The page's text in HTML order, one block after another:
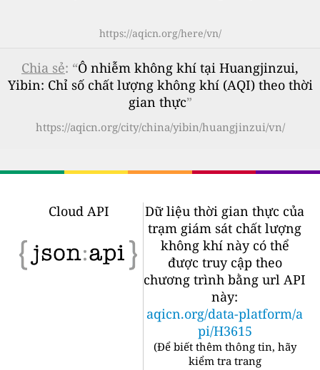
https://aqicn.org/here/vn/
Chia sẻ: “Ô nhiễm không khí tại Huangjinzui,
Yibin: Chỉ số chất lượng không khí (AQI) theo thời
gian thực”
https://aqicn.org/city/china/yibin/huangjinzui/vn/
Cloud API
Dữ liệu thời gian thực của
trạm giám sát chất lượng
không khí này có thể
được truy cập theo
chương trình bằng url API
này:
aqicn.org/data-platform/a
pi/H3615
(Để biết thêm thông tin, hãy
kiểm tra trang